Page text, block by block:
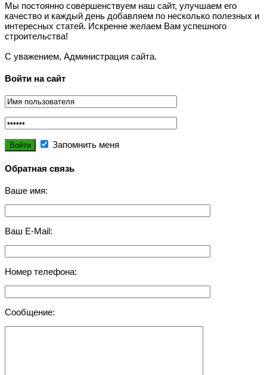
Мы постоянно совершенствуем наш сайт, улучшаем его
качество и каждый день добавляем по несколько полезных и
интересных статей. Искренне желаем Вам успешного
строительства!
С уважением, Администрация сайта.
Войти на сайт
Запомнить меня
Обратная связь
Ваше имя:
Ваш E-Mail:
Номер телефона:
Сообщение: